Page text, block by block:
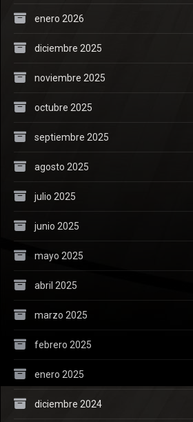
enero 2026
diciembre 2025
noviembre 2025
octubre 2025
septiembre 2025
agosto 2025
julio 2025
junio 2025
mayo 2025
abril 2025
marzo 2025
febrero 2025
enero 2025
diciembre 2024